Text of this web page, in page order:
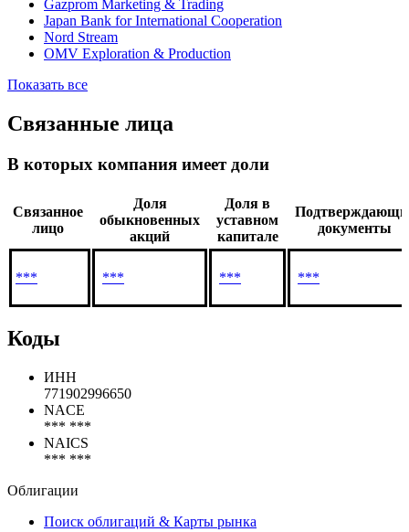
Gazprom Marketing & Trading
Japan Bank for International Cooperation
Nord Stream
OMV Exploration & Production
Показать все
Связанные лица
В которых компания имеет доли
Связанное
лицо
Доля
обыкновенных
акций
Доля в
уставном
капитале
документы
*** *** *** ***
Коды
ИНН
771902996650
NACE
*** ***
NAICS
*** ***
Облигации
Поиск облигаций & Карты рынка